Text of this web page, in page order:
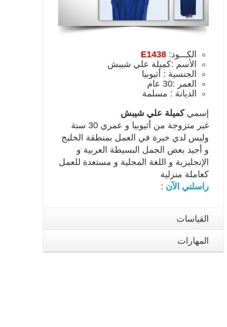
الكـــود: E1438
الأسم :كميلة علي شيبش
الجنسية : أثيوبيا
العمر :30 عام
الديانة : مسلمة
إسميكميلة علي شيبش
غير متزوجة من أثيوبيا و عمري 30 سنة
وليس لدي خبرة في العمل بمنطقة الخليج
و أجيد بعض الجمل البسيطة العربية و
الإنجليزية و اللغة المحلية و مستعدة للعمل
كعاملة منزلية
راسلني الآن :
القياسات
المهارات